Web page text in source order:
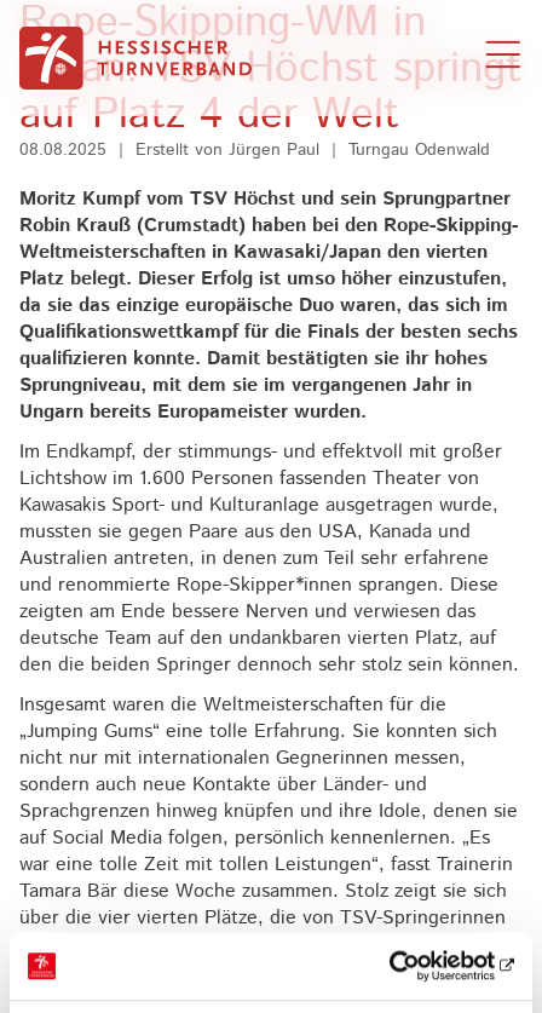
Zum Inhalt springen
Rope-Skipping-WM in
Japan: TSV Höchst springt
auf Platz 4 der Welt
08.08.2025 | Erstellt von Jürgen Paul | Turngau Odenwald
Moritz Kumpf vom TSV Höchst und sein Sprungpartner
Robin Krauß (Crumstadt) haben bei den Rope-Skipping-
Weltmeisterschaften in Kawasaki/Japan den vierten
Platz belegt. Dieser Erfolg ist umso höher einzustufen,
da sie das einzige europäische Duo waren, das sich im
Qualifikationswettkampf für die Finals der besten sechs
qualifizieren konnte. Damit bestätigten sie ihr hohes
Sprungniveau, mit dem sie im vergangenen Jahr in
Ungarn bereits Europameister wurden.
Im Endkampf, der stimmungs- und effektvoll mit großer
Lichtshow im 1.600 Personen fassenden Theater von
Kawasakis Sport- und Kulturanlage ausgetragen wurde,
mussten sie gegen Paare aus den USA, Kanada und
Australien antreten, in denen zum Teil sehr erfahrene
und renommierte Rope-Skipper*innen sprangen. Diese
zeigten am Ende bessere Nerven und verwiesen das
deutsche Team auf den undankbaren vierten Platz, auf
den die beiden Springer dennoch sehr stolz sein können.
Insgesamt waren die Weltmeisterschaften für die
„Jumping Gums“ eine tolle Erfahrung. Sie konnten sich
nicht nur mit internationalen Gegnerinnen messen,
sondern auch neue Kontakte über Länder- und
Sprachgrenzen hinweg knüpfen und ihre Idole, denen sie
auf Social Media folgen, persönlich kennenlernen. „Es
war eine tolle Zeit mit tollen Leistungen“, fasst Trainerin
Tamara Bär diese Woche zusammen. Stolz zeigt sie sich
über die vier vierten Plätze, die von TSV-Springerinnen
errungen wurden. Hinzu kommen noch einige
internationale Top-Ten-Platzierungen. Die Trainerin
verbindet das Resümee mit dem Dank an alle